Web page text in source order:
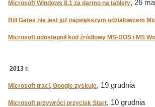
Microsoft Windows 8.1 za darmo na tablety, 26
Bill Gates nie jest już największym udziałowcem
Microsoft udostępnił kod źródłowy MS-DOS i MS
2013 r.
Microsoft traci, Google zyskuje, 19 grudnia
Microsoft przywróci przycisk Start, 10 grudnia